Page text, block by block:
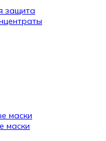
защита
маски
маски